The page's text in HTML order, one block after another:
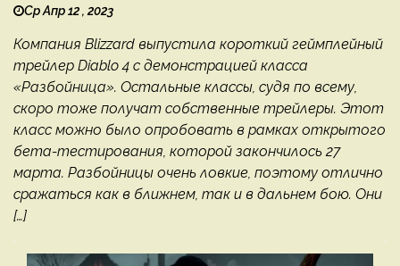
Ср Апр 12 , 2023
Компания Blizzard выпустила короткий геймплейный
трейлер Diablo 4 с демонстрацией класса
«Разбойница». Остальные классы, судя по всему,
скоро тоже получат собственные трейлеры. Этот
класс можно было опробовать в рамках открытого
бета-тестирования, которой закончилось 27
марта. Разбойницы очень ловкие, поэтому отлично
сражаться как в ближнем, так и в дальнем бою. Они
[…]